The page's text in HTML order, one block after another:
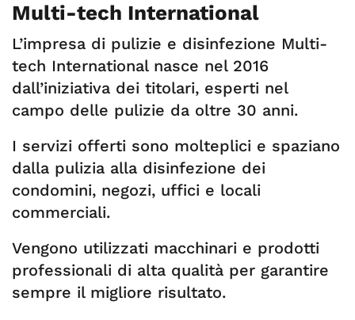
Multi-tech International
L’impresa di pulizie e disinfezione Multi-
tech International nasce nel 2016
dall’iniziativa dei titolari, esperti nel
campo delle pulizie da oltre 30 anni.
I servizi offerti sono molteplici e spaziano
dalla pulizia alla disinfezione dei
condomini, negozi, uffici e locali
commerciali.
Vengono utilizzati macchinari e prodotti
professionali di alta qualità per garantire
sempre il migliore risultato.